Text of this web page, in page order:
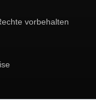
vorbehalten